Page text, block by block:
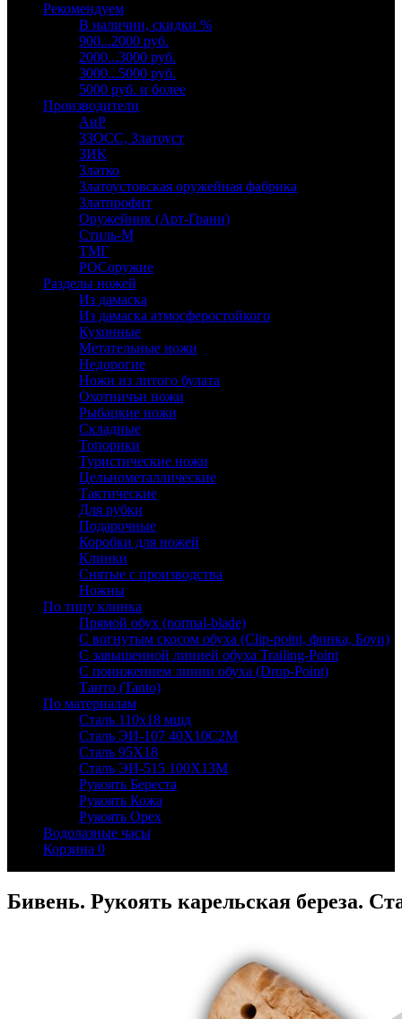
Рекомендуем
В наличии, скидки %
900...2000 руб.
2000...3000 руб.
3000...5000 руб.
5000 руб. и более
Производители
АиР
ЗЗОСС, Златоуст
ЗИК
Златко
Златоустовская оружейная фабрика
Златпрофит
Оружейник (Арт-Грани)
Стиль-М
ТМГ
РОСоружие
Разделы ножей
Из дамаска
Из дамаска атмосферостойкого
Кухонные
Метательные ножи
Недорогие
Ножи из литого булата
Охотничьи ножи
Рыбацкие ножи
Складные
Топорики
Туристические ножи
Цельнометаллические
Тактические
Для рубки
Подарочные
Коробки для ножей
Клинки
Снятые с производства
Ножны
По типу клинка
Прямой обух (normal-blade)
С вогнутым скосом обуха (Clip-point, финка, Боуи)
С завышенной линией обуха Trailing-Point
С понижением линии обуха (Drop-Point)
Танто (Tanto)
По материалам
Сталь 110х18 мшд
Сталь ЭИ-107 40Х10С2М
Сталь 95Х18
Сталь ЭИ-515 100Х13М
Рукоять Береста
Рукоять Кожа
Рукоять Орех
Водолазные часы
Корзина 0
Бивень. Рукоять карельская береза.